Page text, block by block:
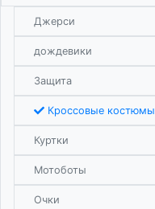
Джерси
дождевики
Защита
Кроссовые костюмы
Куртки
Мотоботы
Очки